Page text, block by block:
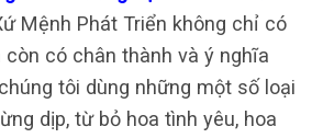
Mệnh Phát Triển không chỉ có
có chân thành và ý nghĩa
tôi dùng những một số loại
dịp, từ bỏ hoa tình yêu, hoa